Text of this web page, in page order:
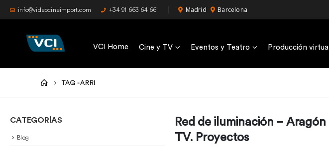
info@videocineimport.com +34 91 663 64 66 Madrid Barcelona
VCI Home Cine y TV Eventos y Teatro Producción virtual
TAG -ARRI
Red de iluminación – Aragón
TV. Proyectos
CATEGORÍAS
Blog